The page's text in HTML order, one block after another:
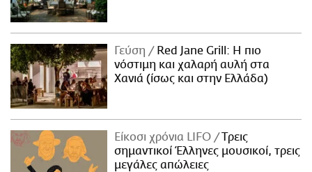
Γεύση
Red Jane Grill: Η πιο
νόστιμη και χαλαρή αυλή στα
Χανιά (ίσως και στην Ελλάδα)
Είκοσι χρόνια LIFO
Tρεις
σημαντικοί Έλληνες μουσικοί, τρεις
μεγάλες απώλειες